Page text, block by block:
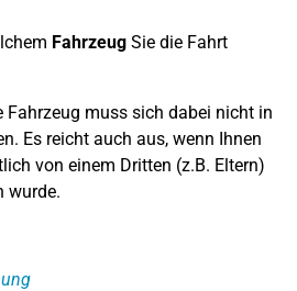
Fahrzeug Sie die Fahrt
Fahrzeug muss sich dabei nicht in
Es reicht auch aus, wenn Ihnen
von einem Dritten (z.B. Eltern)
wurde.